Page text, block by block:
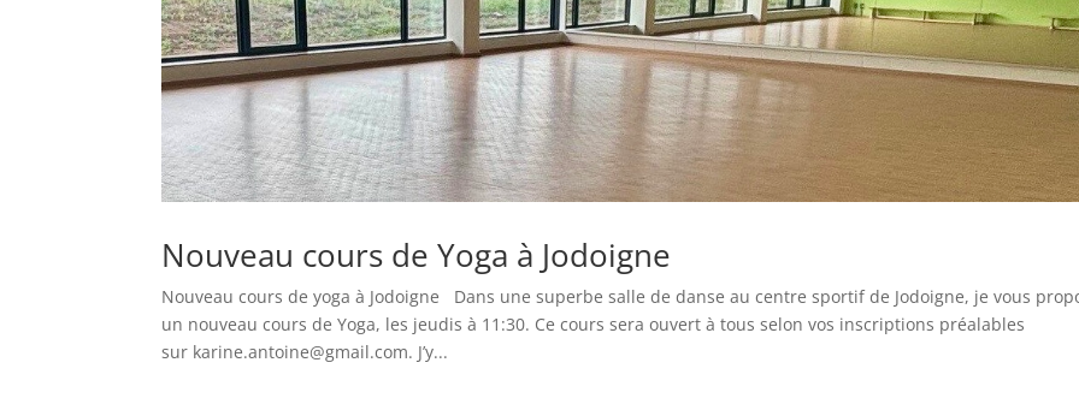
Nouveau cours de Yoga à Jodoigne
Nouveau cours de yoga à Jodoigne Dans une superbe salle de danse au centre sportif de Jodoigne, je vous
un nouveau cours de Yoga, les jeudis à 11:30. Ce cours sera ouvert à tous selon vos inscriptions préalables
sur karine.antoine@gmail.com. J’y...